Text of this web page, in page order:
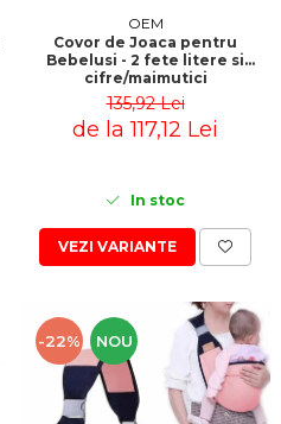
OEM
Covor de Joaca pentru
Bebelusi - 2 fete litere si
cifre/maimutici
135,92 Lei
de la 117,12 Lei
In stoc
VEZI VARIANTE
-22% NOU